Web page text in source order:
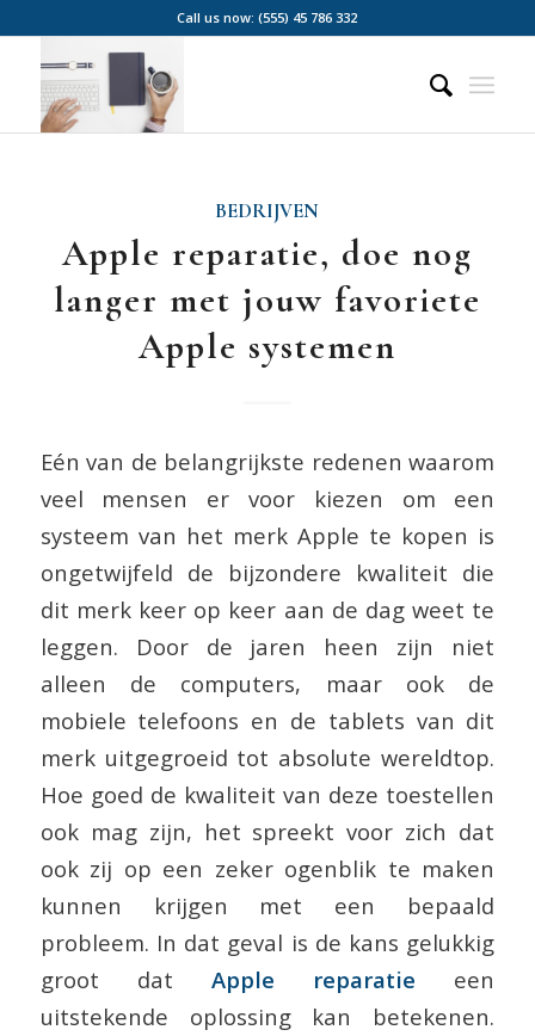
Call us now: (555) 45 786 332
BEDRIJVEN
Apple reparatie, doe nog
langer met jouw favoriete
Apple systemen
Eén van de belangrijkste redenen waarom
veel mensen er voor kiezen om een
systeem van het merk Apple te kopen is
ongetwijfeld de bijzondere kwaliteit die
dit merk keer op keer aan de dag weet te
leggen. Door de jaren heen zijn niet
alleen de computers, maar ook de
mobiele telefoons en de tablets van dit
merk uitgegroeid tot absolute wereldtop.
Hoe goed de kwaliteit van deze toestellen
ook mag zijn, het spreekt voor zich dat
ook zij op een zeker ogenblik te maken
kunnen krijgen met een bepaald
probleem. In dat geval is de kans gelukkig
groot dat Apple reparatie een
uitstekende oplossing kan betekenen.